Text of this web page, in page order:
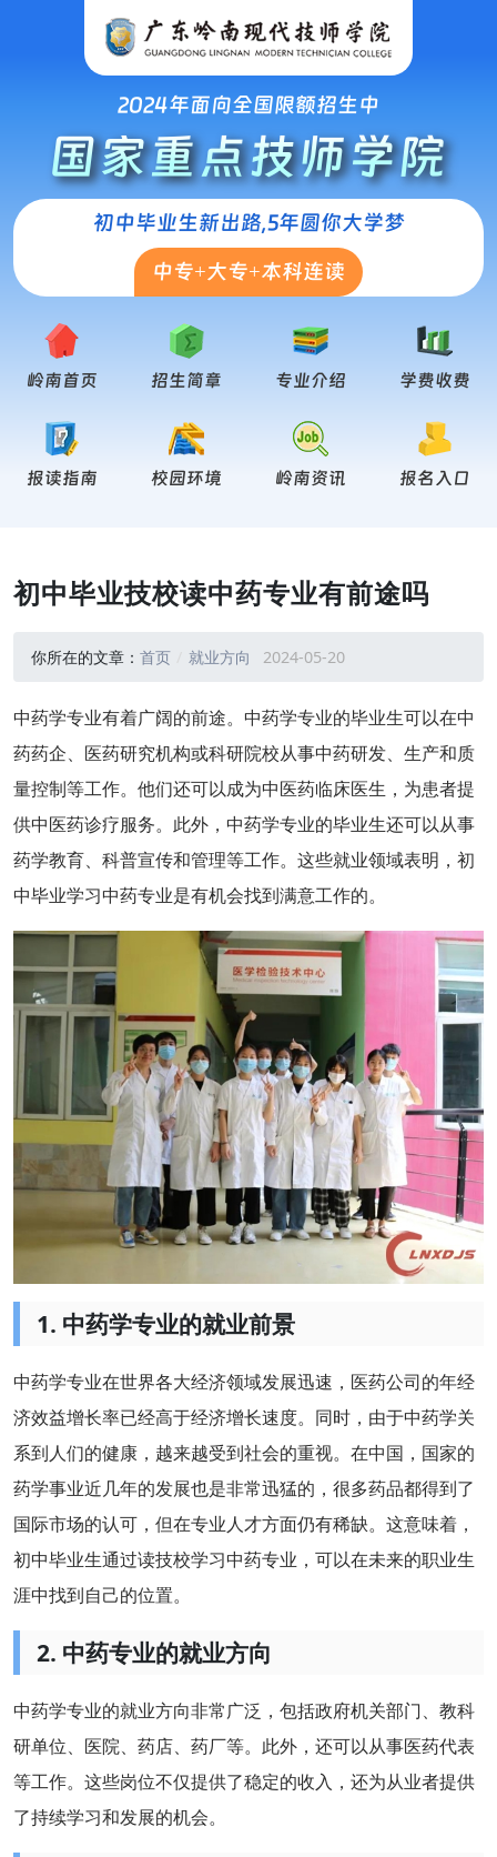
2024年面向全国限额招生中
国家重点技师学院
初中毕业生新出路,5年圆你大学梦
中专+大专+本科连读
岭南首页 招生简章 专业介绍 学费收费
报读指南 校园环境 岭南资讯 报名入口
初中毕业技校读中药专业有前途吗
你所在的文章： 首页 就业方向 2024-05-20
中药学专业有着广阔的前途。中药学专业的毕业生可以在中
药药企、医药研究机构或科研院校从事中药研发、生产和质
量控制等工作。他们还可以成为中医药临床医生，为患者提
供中医药诊疗服务。此外，中药学专业的毕业生还可以从事
药学教育、科普宣传和管理等工作。这些就业领域表明，初
中毕业学习中药专业是有机会找到满意工作的。
1. 中药学专业的就业前景
中药学专业在世界各大经济领域发展迅速，医药公司的年经
济效益增长率已经高于经济增长速度。同时，由于中药学关
系到人们的健康，越来越受到社会的重视。在中国，国家的
药学事业近几年的发展也是非常迅猛的，很多药品都得到了
国际市场的认可，但在专业人才方面仍有稀缺。这意味着，
初中毕业生通过读技校学习中药专业，可以在未来的职业生
涯中找到自己的位置。
2. 中药专业的就业方向
中药学专业的就业方向非常广泛，包括政府机关部门、教科
研单位、医院、药店、药厂等。此外，还可以从事医药代表
等工作。这些岗位不仅提供了稳定的收入，还为从业者提供
了持续学习和发展的机会。